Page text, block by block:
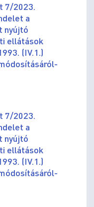
7/2023.
a
nyújtó
ellátások
(IV.1.)
7/2023.
a
nyújtó
ellátások
(IV.1.)